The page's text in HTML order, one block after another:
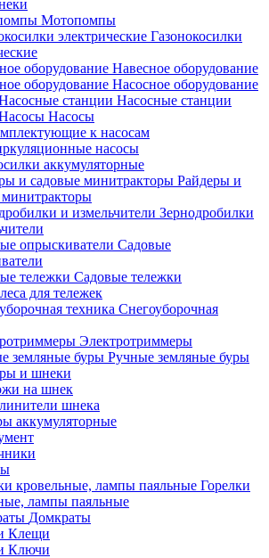
Мотопомпы
Газонокосилки
Навесное оборудование
Насосное оборудование
Насосные станции
Насосы
к насосам
насосы
аккумуляторные
Райдеры и
Зернодробилки
Садовые
Садовые тележки
для тележек
Снегоуборочная
Электротриммеры
Ручные земляные буры
и шнеки
на шнек
шнека
аккумуляторные
Горелки
лампы паяльные
Домкраты
Клещи
Ключи